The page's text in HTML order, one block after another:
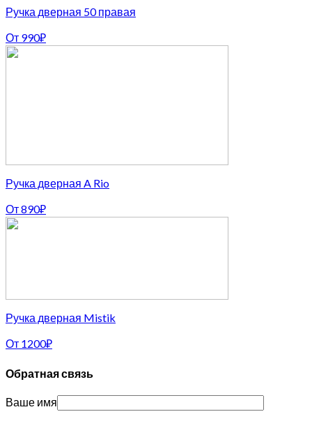
Ручка дверная 50 правая
От 990₽
Ручка дверная A Rio
От890₽
Ручка дверная Mistik
От 1200₽
Обратная связь
Ваше имя